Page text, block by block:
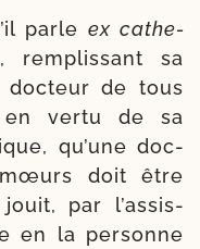
parle ex cathe­
rem­plis­sant sa
de tous
en ver­tu de sa
qu’une doc­
doit être
par l’as­sis­
en la per­sonne